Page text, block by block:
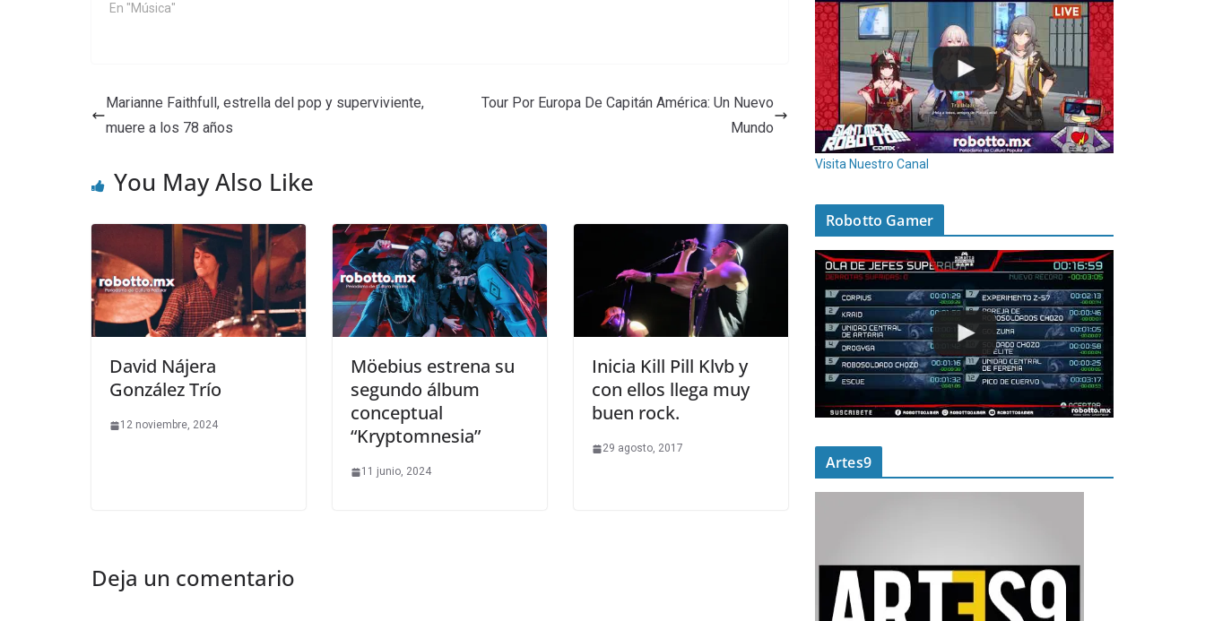
En "Música"
Marianne Faithfull, estrella del pop y superviviente,
muere a los 78 años
Tour Por Europa De Capitán América: Un Nuevo
Mundo
You May Also Like
David Nájera
González Trío
12 noviembre, 2024
Möebius estrena su
segundo álbum
conceptual
“Kryptomnesia”
11 junio, 2024
Inicia Kill Pill Klvb y
con ellos llega muy
buen rock.
29 agosto, 2017
Deja un comentario
Visita Nuestro Canal
Robotto Gamer
Artes9